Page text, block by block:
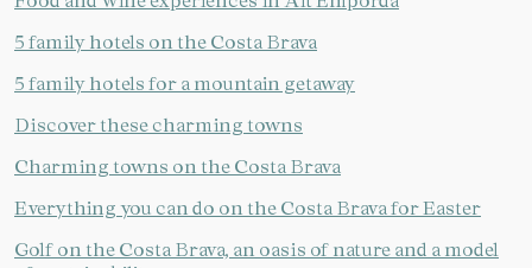
5 family hotels on the Costa Brava
5 family hotels for a mountain getaway
Discover these charming towns
Charming towns on the Costa Brava
Everything you can do on the Costa Brava for Easter
Golf on the Costa Brava, an oasis of nature and a model